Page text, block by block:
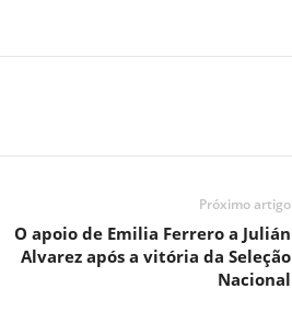
Próximo artigo
O apoio de Emilia Ferrero a Julián
Alvarez após a vitória da Seleção
Nacional